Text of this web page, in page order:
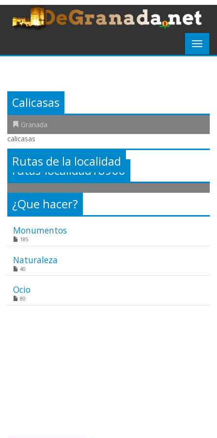
Calicasas
Granada
calicasas
Rutas de la localidad
rutas-localidad18966
¿Que hacer?
Monumentos
185
Naturaleza
40
Ocio
80